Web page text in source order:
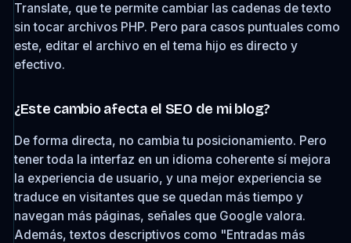
Translate, que te permite cambiar las cadenas de texto
sin tocar archivos PHP. Pero para casos puntuales como
este, editar el archivo en el tema hijo es directo y
efectivo.
¿Este cambio afecta el SEO de mi blog?
De forma directa, no cambia tu posicionamiento. Pero
tener toda la interfaz en un idioma coherente sí mejora
la experiencia de usuario, y una mejor experiencia se
traduce en visitantes que se quedan más tiempo y
navegan más páginas, señales que Google valora.
Además, textos descriptivos como "Entradas más